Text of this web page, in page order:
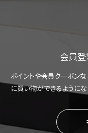
会員登
ポイントや会員クーポン
に買い物ができるようにな